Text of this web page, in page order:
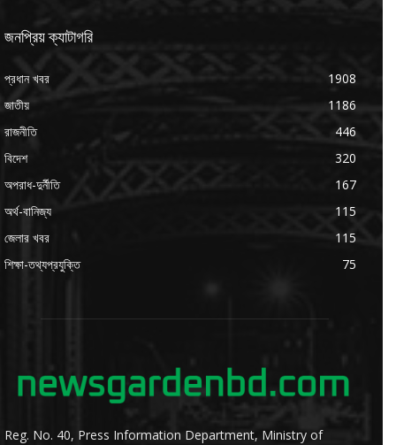
জনপ্রিয় ক্যাটাগরি
প্রধান খবর
1908
জাতীয়
1186
রাজনীতি
446
বিদেশ
320
অপরাধ-দুর্নীতি
167
অর্থ-বানিজ্য
115
জেলার খবর
115
শিক্ষা-তথ্যপ্রযুক্তি
75
Reg. No. 40, Press Information Department, Ministry of